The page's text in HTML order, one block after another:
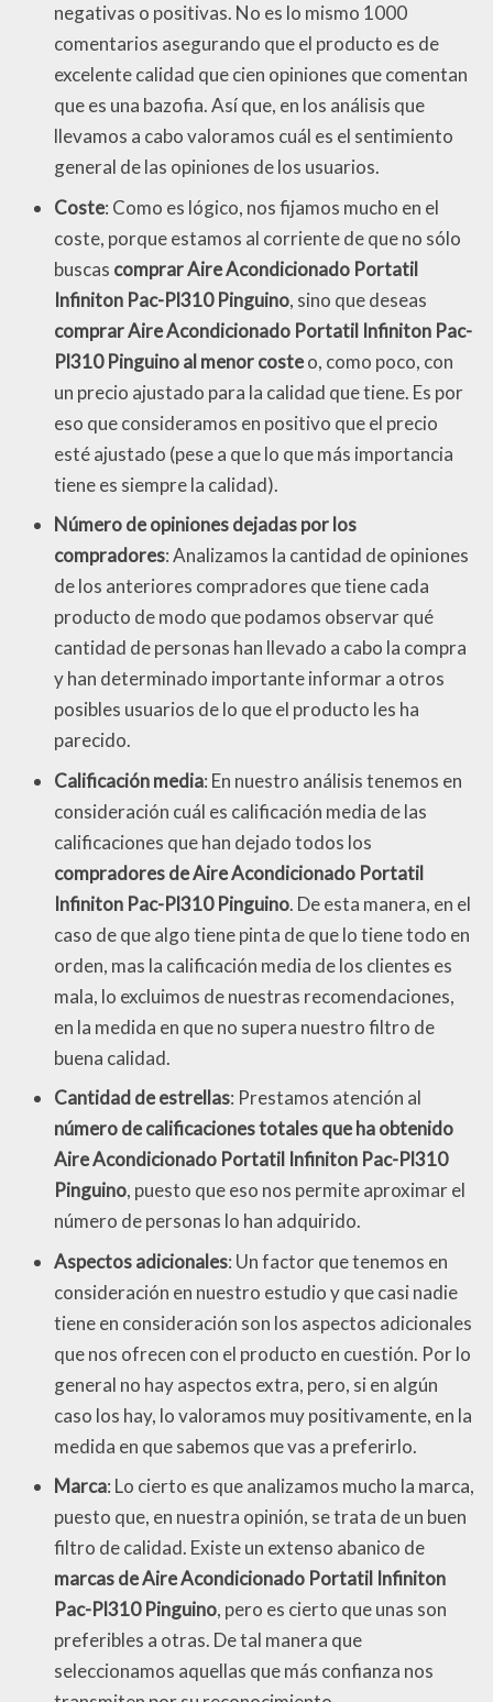
negativas o positivas. No es lo mismo 1000
comentarios asegurando que el producto es de
excelente calidad que cien opiniones que comentan
que es una bazofia. Así que, en los análisis que
llevamos a cabo valoramos cuál es el sentimiento
general de las opiniones de los usuarios.
Coste: Como es lógico, nos fijamos mucho en el
coste, porque estamos al corriente de que no sólo
buscas comprar Aire Acondicionado Portatil
Infiniton Pac-Pl310 Pinguino, sino que deseas
comprar Aire Acondicionado Portatil Infiniton Pac-
Pl310 Pinguino al menor costeo, como poco, con
un precio ajustado para la calidad que tiene. Es por
eso que consideramos en positivo que el precio
esté ajustado (pese a que lo que más importancia
tiene es siempre la calidad).
Número de opiniones dejadas por los
compradores: Analizamos la cantidad de opiniones
de los anteriores compradores que tiene cada
producto de modo que podamos observar qué
cantidad de personas han llevado a cabo la compra
y han determinado importante informar a otros
posibles usuarios de lo que el producto les ha
parecido.
Calificación media: En nuestro análisis tenemos en
consideración cuál es calificación media de las
calificaciones que han dejado todos los
compradores de Aire Acondicionado Portatil
Infiniton Pac-Pl310 Pinguino. De esta manera, en el
caso de que algo tiene pinta de que lo tiene todo en
orden, mas la calificación media de los clientes es
mala, lo excluimos de nuestras recomendaciones,
en la medida en que no supera nuestro filtro de
buena calidad.
Cantidad de estrellas: Prestamos atención al
número de calificaciones totales que ha obtenido
Aire Acondicionado Portatil Infiniton Pac-Pl310
Pinguino, puesto que eso nos permite aproximar el
número de personas lo han adquirido.
Aspectos adicionales: Un factor que tenemos en
consideración en nuestro estudio y que casi nadie
tiene en consideración son los aspectos adicionales
que nos ofrecen con el producto en cuestión. Por lo
general no hay aspectos extra, pero, si en algún
caso los hay, lo valoramos muy positivamente, en la
medida en que sabemos que vas a preferirlo.
Marca: Lo cierto es que analizamos mucho la marca,
puesto que, en nuestra opinión, se trata de un buen
filtro de calidad. Existe un extenso abanico de
marcas de Aire Acondicionado Portatil Infiniton
Pac-Pl310 Pinguino, pero es cierto que unas son
preferibles a otras. De tal manera que
seleccionamos aquellas que más confianza nos